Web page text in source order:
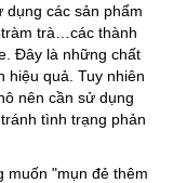
các sản phẩm
trà…các thành
Đây là những chất
hiệu quả. Tuy nhiên
nên cần sử dụng
tình trạng phản
muốn "mụn đẻ thêm